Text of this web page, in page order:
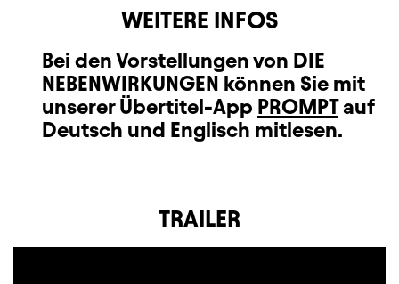
WEITERE INFOS
Bei den Vorstellungen von DIE
NEBENWIRKUNGEN können Sie mit
unserer Übertitel-App PROMPTauf
Deutsch und Englisch mitlesen.
TRAILER